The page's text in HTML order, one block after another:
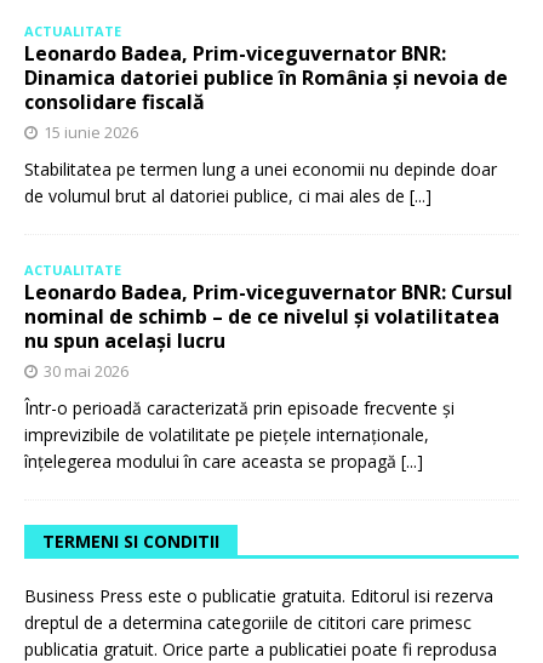
ACTUALITATE
Leonardo Badea, Prim-viceguvernator BNR:
Dinamica datoriei publice în România și nevoia de
consolidare fiscală
15 iunie 2026
Stabilitatea pe termen lung a unei economii nu depinde doar
de volumul brut al datoriei publice, ci mai ales de [...]
ACTUALITATE
Leonardo Badea, Prim-viceguvernator BNR: Cursul
nominal de schimb – de ce nivelul și volatilitatea
nu spun același lucru
30 mai 2026
Într-o perioadă caracterizată prin episoade frecvente și
imprevizibile de volatilitate pe piețele internaționale,
înțelegerea modului în care aceasta se propagă [...]
TERMENI SI CONDITII
Business Press este o publicatie gratuita. Editorul isi rezerva
dreptul de a determina categoriile de cititori care primesc
publicatia gratuit. Orice parte a publicatiei poate fi reprodusa